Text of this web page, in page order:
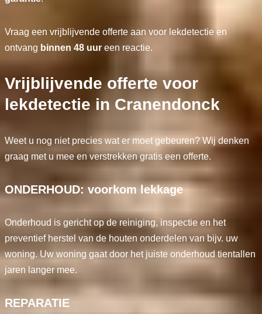
Vraag een vrijblijvende offerte aan voor lekdetectie en
ontvang binnen 48 uureen reactie.
Vrijblijvende offerte voor
lekdetectie in Cranendonck
Weet u nog niet precies wat er moet gebeuren? Wij denken
graag met u mee en verstrekken gratis een offerte.
ONDERHOUD: voorkom lekkage
Onderhoud is gericht op de reiniging, inspectie en het
preventief herstel van de houten onderdelen van bijv. uw
woning. Uw woning gaat door het juiste onderhoud tientallen
jaren langer mee.
REPARATIE